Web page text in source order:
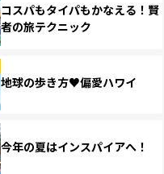
コスパもタイパもかなえる！賢
者の旅テクニック
地球の歩き方♥偏愛ハワイ
今年の夏はインスパイアへ！